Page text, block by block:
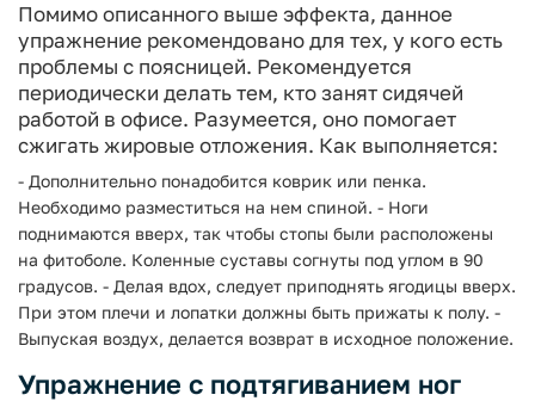
Помимо описанного выше эффекта, данное
упражнение рекомендовано для тех, у кого есть
проблемы с поясницей. Рекомендуется
периодически делать тем, кто занят сидячей
работой в офисе. Разумеется, оно помогает
сжигать жировые отложения. Как выполняется:
- Дополнительно понадобится коврик или пенка.
Необходимо разместиться на нем спиной. - Ноги
поднимаются вверх, так чтобы стопы были расположены
на фитоболе. Коленные суставы согнуты под углом в 90
градусов. - Делая вдох, следует приподнять ягодицы вверх.
При этом плечи и лопатки должны быть прижаты к полу. -
Выпуская воздух, делается возврат в исходное положение.
Упражнение с подтягиванием ног